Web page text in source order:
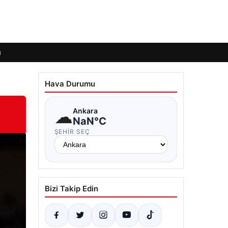
Hava Durumu
☁Ankara
NaN°C
ŞEHIR SEÇ
Bizi Takip Edin